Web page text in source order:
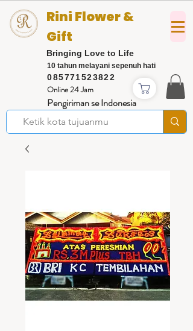
085771523822
Rini Flower &
Gift
Bringing Love to Life
Online 24 Jam
Pengiriman se Indonesia
10 tahun melayani sepenuh hati